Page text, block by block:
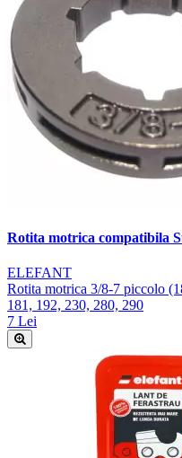
Rotita motrica compatibila
ELEFANT
Rotita motrica 3/8-7 piccolo
181, 192, 230, 280, 290
7 Lei